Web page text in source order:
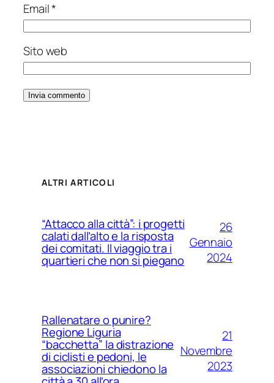
Email*
Sito web
ALTRI ARTICOLI
“Attacco alla città”: i progetti
calati dall’alto e la risposta
dei comitati. Il viaggio tra i
quartieri che non si piegano
26
Gennaio
2024
Rallenatare o punire?
Regione Liguria
“bacchetta” la distrazione
di ciclisti e pedoni, le
associazioni chiedono la
21
Novembre
2023